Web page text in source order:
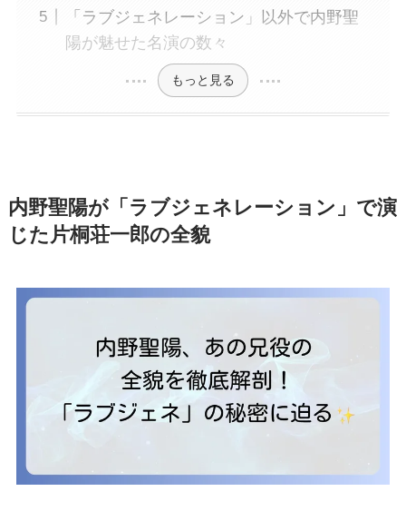
「ラブジェネレーション」以外で内野聖
陽が魅せた名演の数々
もっと見る
内野聖陽が「ラブジェネレーション」で演
じた片桐荘一郎の全貌